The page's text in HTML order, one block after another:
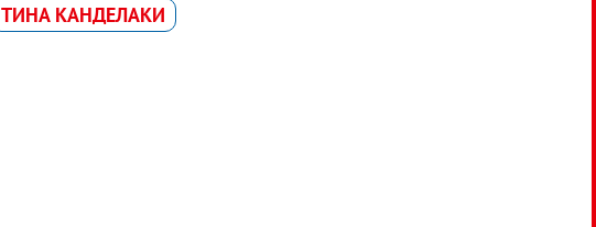
ТИНА КАНДЕЛАКИ